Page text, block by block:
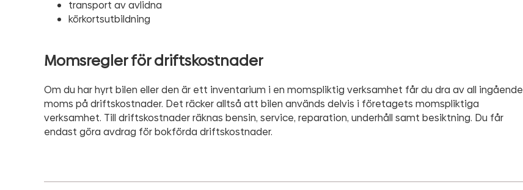
transport av avlidna
körkortsutbildning
Momsregler för driftskostnader
Om du har hyrt bilen eller den är ett inventarium i en momspliktig verksamhet får du dra av all ingående
moms på driftskostnader. Det räcker alltså att bilen används delvis i företagets momspliktiga
verksamhet. Till driftskostnader räknas bensin, service, reparation, underhåll samt besiktning. Du får
endast göra avdrag för bokförda driftskostnader.